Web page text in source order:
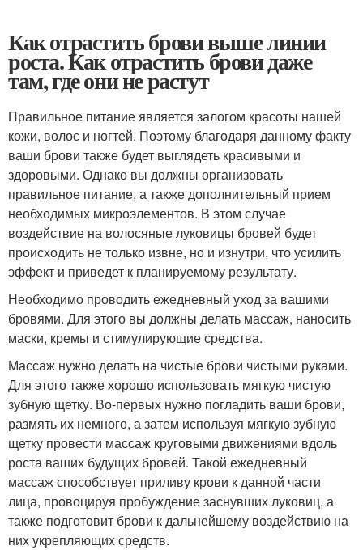
Как отрастить брови выше линии
роста. Как отрастить брови даже
там, где они не растут
Правильное питание является залогом красоты нашей
кожи, волос и ногтей. Поэтому благодаря данному факту
ваши брови также будет выглядеть красивыми и
здоровыми. Однако вы должны организовать
правильное питание, а также дополнительный прием
необходимых микроэлементов. В этом случае
воздействие на волосяные луковицы бровей будет
происходить не только извне, но и изнутри, что усилить
эффект и приведет к планируемому результату.
Необходимо проводить ежедневный уход за вашими
бровями. Для этого вы должны делать массаж, наносить
маски, кремы и стимулирующие средства.
Массаж нужно делать на чистые брови чистыми руками.
Для этого также хорошо использовать мягкую чистую
зубную щетку. Во-первых нужно погладить ваши брови,
размять их немного, а затем используя мягкую зубную
щетку провести массаж круговыми движениями вдоль
роста ваших будущих бровей. Такой ежедневный
массаж способствует приливу крови к данной части
лица, провоцируя пробуждение заснувших луковиц, а
также подготовит брови к дальнейшему воздействию на
них укрепляющих средств.